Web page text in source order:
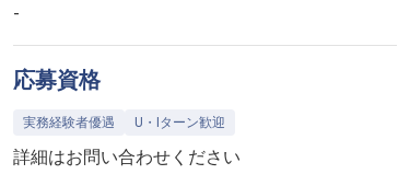
-
応募資格
実務経験者優遇 U・Iターン歓迎
詳細はお問い合わせください